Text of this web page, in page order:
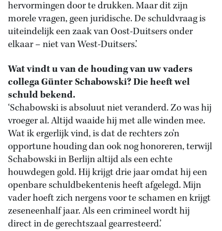
hervormingen door te drukken. Maar dit zijn
morele vragen, geen juridische. De schuldvraag is
uiteindelijk een zaak van Oost-Duitsers onder
elkaar – niet van West-Duitsers.’
Wat vindt u van de houding van uw vaders
collega Günter Schabowski? Die heeft wel
schuld bekend.
‘Schabowski is absoluut niet veranderd. Zo was hij
vroeger al. Altijd waaide hij met alle winden mee.
Wat ik ergerlijk vind, is dat de rechters zo’n
opportune houding dan ook nog honoreren, terwijl
Schabowski in Berlijn altijd als een echte
houwdegen gold. Hij krijgt drie jaar omdat hij een
openbare schuldbekentenis heeft afgelegd. Mijn
vader hoeft zich nergens voor te schamen en krijgt
zeseneenhalf jaar. Als een crimineel wordt hij
direct in de gerechtszaal gearresteerd.’